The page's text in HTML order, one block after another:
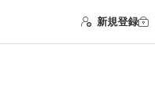
新規登録